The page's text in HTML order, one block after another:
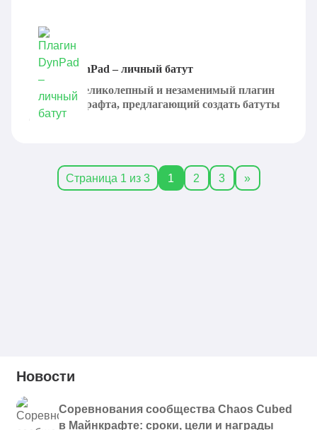
Плагин DynPad – личный батут
DynPad - великолепный и незаменимый плагин
для Майнкрафта, предлагающий создать батуты
с...
Страница 1 из 3 1 2 3 »
Новости
Соревнования сообщества Chaos Cubed
в Майнкрафте: сроки, цели и награды